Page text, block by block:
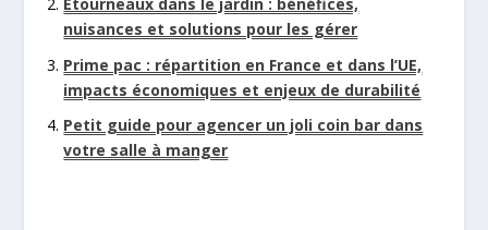
nuisances et solutions pour les gérer
Prime pac : répartition en France et dans l’UE,
impacts économiques et enjeux de durabilité
Petit guide pour agencer un joli coin bar dans
votre salle à manger